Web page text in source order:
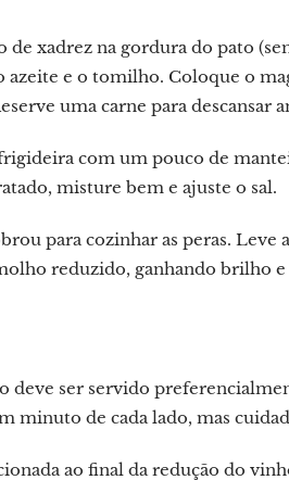
de xadrez na gordura do pato
e o tomilho. Coloque o
uma carne para descansar
com um pouco de
misture bem e ajuste o sal.
para cozinhar as peras.
reduzido, ganhando brilho e
deve ser servido
minuto de cada lado, mas
ao final da redução do